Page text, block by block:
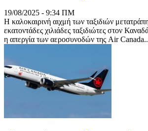
19/08/2025 - 9:34 ΠΜ
Η καλοκαιρινή αιχμή των ταξιδιών
εκατοντάδες χιλιάδες ταξιδιώτες στον
η απεργία των αεροσυνοδών της Air